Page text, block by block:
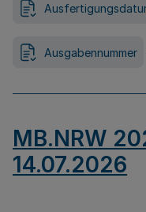
Ausgabennummer
MB.NRW
14.07.2026